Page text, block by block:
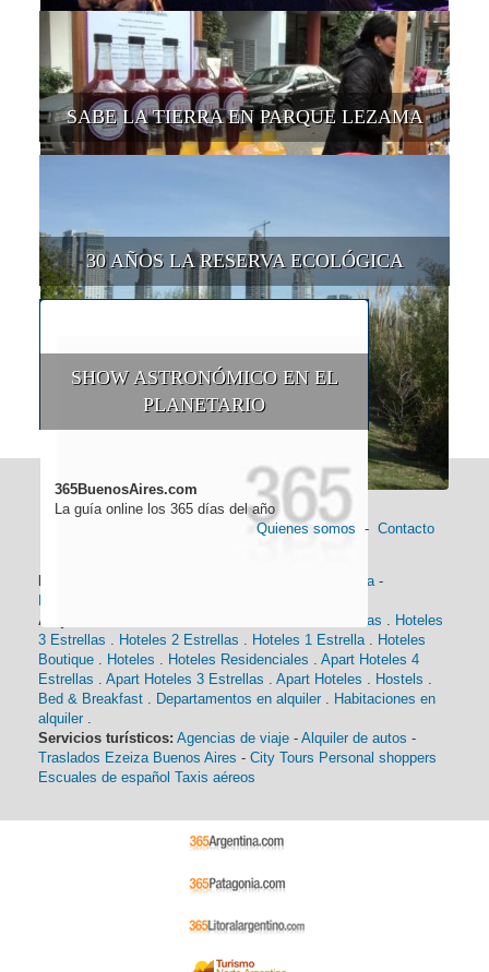
SABE LA TIERRA EN PARQUE LEZAMA
30 AÑOS LA RESERVA ECOLÓGICA
SHOW ASTRONÓMICO EN EL
PLANETARIO
365BuenosAires.com
La guía online los 365 días del año
Quienes somos - Contacto
Historia-
Alojamiento:
Hoteles 4 Estrellas . Hoteles
3 Estrellas . Hoteles 2 Estrellas . Hoteles 1 Estrella. Hoteles
Boutique . Hoteles . Hoteles Residenciales . Apart Hoteles 4
Estrellas . Apart Hoteles 3 Estrellas . Apart Hoteles . Hostels .
Bed & Breakfast . Departamentos en alquiler . Habitaciones en
alquiler .
Servicios turísticos: Agencias de viaje - Alquiler de autos -
Traslados Ezeiza Buenos Aires - City Tours Personal shoppers
Escuales de español Taxis aéreos